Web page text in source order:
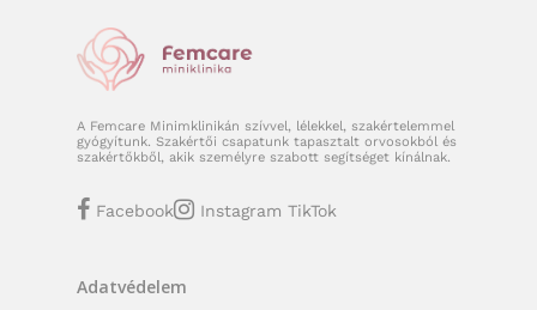
A Femcare Minimklinikán szívvel, lélekkel, szakértelemmel
gyógyítunk. Szakértői csapatunk tapasztalt orvosokból és
szakértőkből, akik személyre szabott segítséget kínálnak.
Facebook Instagram TikTok
Adatvédelem